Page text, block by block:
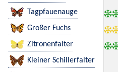
Tagpfauenauge
Großer Fuchs
Zitronenfalter
Kleiner Schillerfalter